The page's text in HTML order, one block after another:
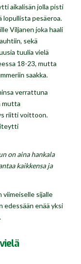
aikalisän jolla pisti
lopullista pesäeroa.
Viljanen joka haali
sekä
tuulia vielä
18-23, mutta
saakka.
verrattuna
mutta
riitti voittoon.
on aina hankala
kaikkensa ja
viimeiselle sijalle
edessään enää yksi